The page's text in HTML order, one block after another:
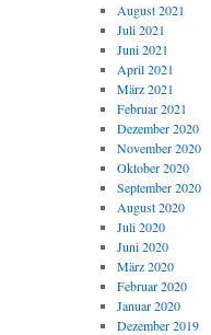
August 2021
Juli 2021
Juni 2021
April 2021
März 2021
Februar 2021
Dezember 2020
November 2020
Oktober 2020
September 2020
August 2020
Juli 2020
Juni 2020
März 2020
Februar 2020
Januar 2020
Dezember 2019